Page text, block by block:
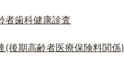
者歯科健康診査
(後期高齢者医療保険料関係)